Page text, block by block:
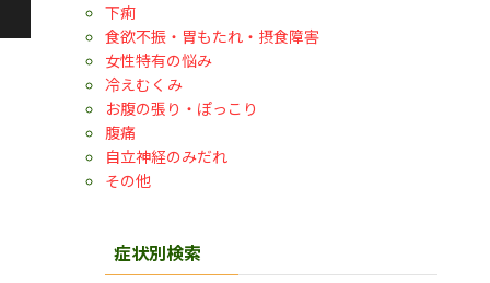
下痢
食欲不振・胃もたれ・摂食障害
女性特有の悩み
冷えむくみ
お腹の張り・ぽっこり
腹痛
自立神経のみだれ
その他
症状別検索